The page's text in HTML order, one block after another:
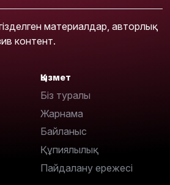
материалдар, авторлық
контент.
Қызмет
Біз туралы
Жарнама
Байланыс
Құпиялылық
Пайдалану ережесі